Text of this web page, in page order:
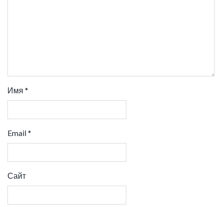
Имя *
Email*
Сайт